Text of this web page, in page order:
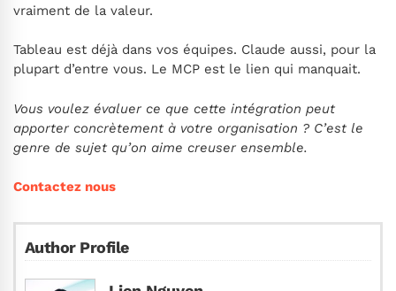
vraiment de la valeur.
Tableau est déjà dans vos équipes. Claude aussi, pour la
plupart d’entre vous. Le MCP est le lien qui manquait.
Vous voulez évaluer ce que cette intégration peut
apporter concrètement à votre organisation ? C’est le
genre de sujet qu’on aime creuser ensemble.
Contactez nous
Author Profile